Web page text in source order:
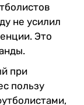
не усилил
Это
при
пользу